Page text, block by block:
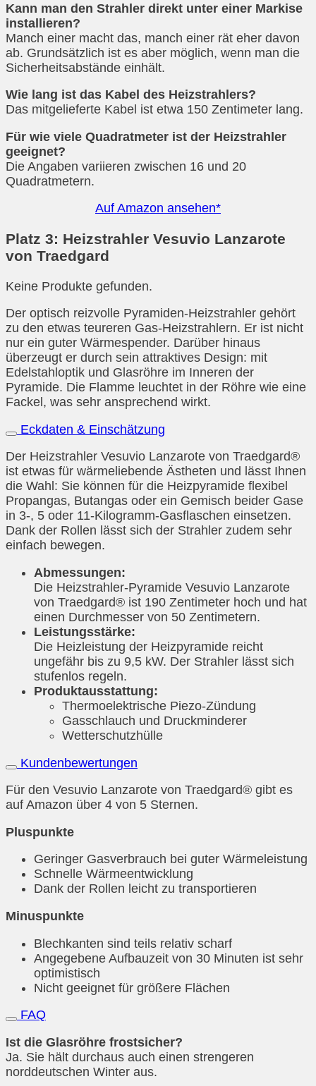
Kann man den Strahler direkt unter einer Markise
installieren?
Manch einer macht das, manch einer rät eher davon
ab. Grundsätzlich ist es aber möglich, wenn man die
Sicherheitsabstände einhält.
Wie lang ist das Kabel des Heizstrahlers?
Das mitgelieferte Kabel ist etwa 150 Zentimeter lang.
Für wie viele Quadratmeter ist der Heizstrahler
geeignet?
Die Angaben variieren zwischen 16 und 20
Quadratmetern.
Auf Amazon ansehen*
Platz 3: Heizstrahler Vesuvio Lanzarote
von Traedgard
Keine Produkte gefunden.
Der optisch reizvolle Pyramiden-Heizstrahler gehört
zu den etwas teureren Gas-Heizstrahlern. Er ist nicht
nur ein guter Wärmespender. Darüber hinaus
überzeugt er durch sein attraktives Design: mit
Edelstahloptik und Glasröhre im Inneren der
Pyramide. Die Flamme leuchtet in der Röhre wie eine
Fackel, was sehr ansprechend wirkt.
Eckdaten & Einschätzung
Der Heizstrahler Vesuvio Lanzarote von Traedgard®
ist etwas für wärmeliebende Ästheten und lässt Ihnen
die Wahl: Sie können für die Heizpyramide flexibel
Propangas, Butangas oder ein Gemisch beider Gase
in 3-, 5 oder 11-Kilogramm-Gasflaschen einsetzen.
Dank der Rollen lässt sich der Strahler zudem sehr
einfach bewegen.
Abmessungen:
Die Heizstrahler-Pyramide Vesuvio Lanzarote
von Traedgard® ist 190 Zentimeter hoch und hat
einen Durchmesser von 50 Zentimetern.
Leistungsstärke:
Die Heizleistung der Heizpyramide reicht
ungefähr bis zu 9,5 kW. Der Strahler lässt sich
stufenlos regeln.
Produktausstattung:
Thermoelektrische Piezo-Zündung
Gasschlauch und Druckminderer
Wetterschutzhülle
Kundenbewertungen
Für den Vesuvio Lanzarote von Traedgard® gibt es
auf Amazon über 4 von 5 Sternen.
Pluspunkte
Geringer Gasverbrauch bei guter Wärmeleistung
Schnelle Wärmeentwicklung
Dank der Rollen leicht zu transportieren
Minuspunkte
Blechkanten sind teils relativ scharf
Angegebene Aufbauzeit von 30 Minuten ist sehr
optimistisch
Nicht geeignet für größere Flächen
FAQ
Ist die Glasröhre frostsicher?
Ja. Sie hält durchaus auch einen strengeren
norddeutschen Winter aus.